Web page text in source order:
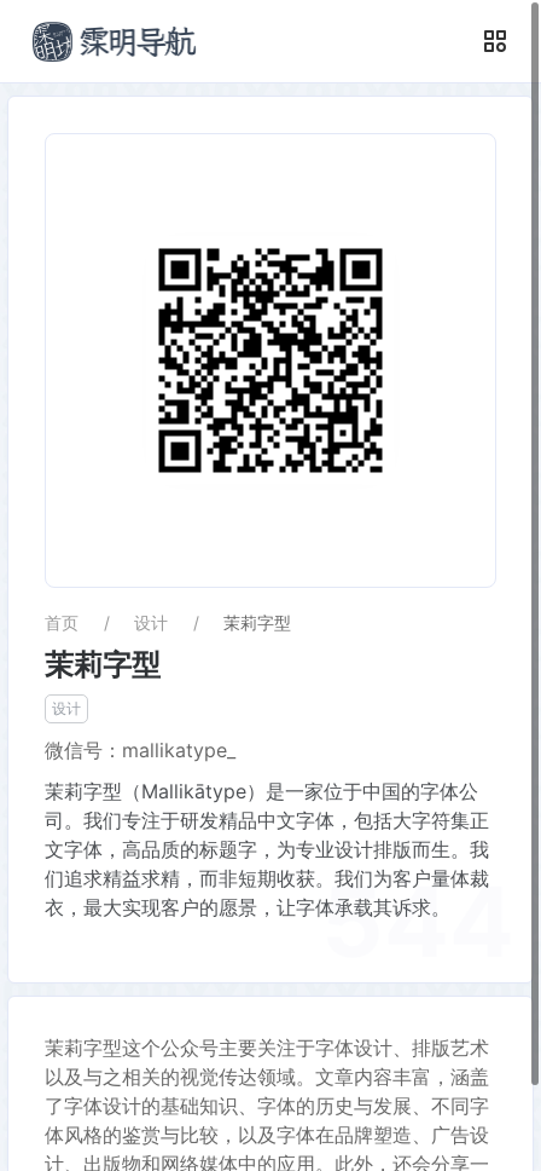
首页 设计 茉莉字型
茉莉字型
设计
微信号：mallikatype_
茉莉字型（Mallikātype）是一家位于中国的字体公
司。我们专注于研发精品中文字体，包括大字符集正
文字体，高品质的标题字，为专业设计排版而生。我
们追求精益求精，而非短期收获。我们为客户量体裁
衣，最大实现客户的愿景，让字体承载其诉求。
544
茉莉字型这个公众号主要关注于字体设计、排版艺术
以及与之相关的视觉传达领域。文章内容丰富，涵盖
了字体设计的基础知识、字体的历史与发展、不同字
体风格的鉴赏与比较，以及字体在品牌塑造、广告设
计、出版物和网络媒体中的应用。此外，还会分享一